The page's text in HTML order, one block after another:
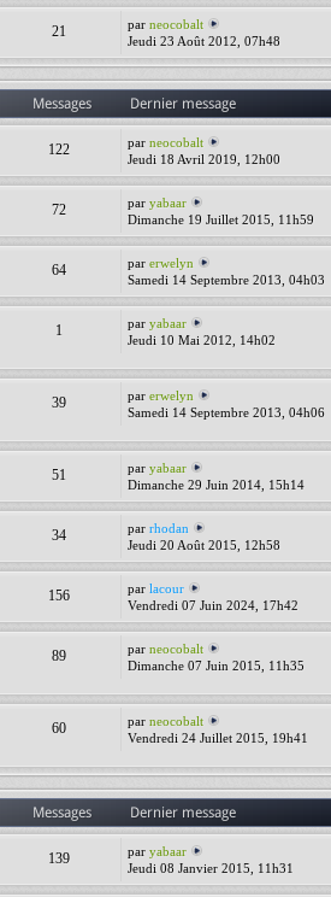
21 parneocobalt
Jeudi 23 Août 2012, 07h48
Messages Dernier message
122 parneocobalt
Jeudi 18 Avril 2019, 12h00
72 paryabaar
Dimanche 19 Juillet 2015, 11h59
64 parerwelyn
Samedi 14 Septembre 2013, 04h03
1 paryabaar
Jeudi 10 Mai 2012, 14h02
39 parerwelyn
Samedi 14 Septembre 2013, 04h06
51 paryabaar
Dimanche 29 Juin 2014, 15h14
34 parrhodan
Jeudi 20 Août 2015, 12h58
156 parlacour
Vendredi 07 Juin 2024, 17h42
89 parneocobalt
Dimanche 07 Juin 2015, 11h35
60 parneocobalt
Vendredi 24 Juillet 2015, 19h41
Messages Dernier message
139 paryabaar
Jeudi 08 Janvier 2015, 11h31